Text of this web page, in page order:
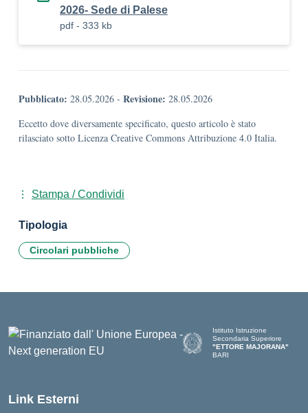
2026- Sede di Palese
pdf - 333 kb
Pubblicato: 28.05.2026 - Revisione: 28.05.2026
Eccetto dove diversamente specificato, questo articolo è stato
rilasciato sotto Licenza Creative Commons Attribuzione 4.0 Italia.
Stampa / Condividi
Tipologia
Circolari pubbliche
Istituto Istruzione
Secondaria Superiore
"ETTORE MAJORANA"
BARI
Link Esterni